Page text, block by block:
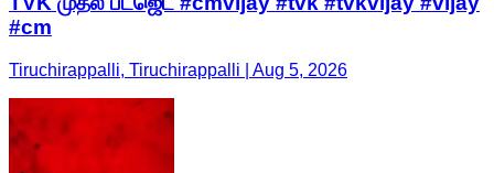
#cm
Tiruchirappalli, Tiruchirappalli | Aug 5, 2026